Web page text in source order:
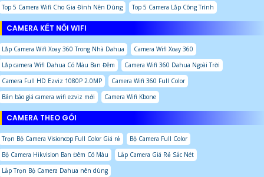
Top 5 Camera Wifi Cho Gia Đình Nên Dùng
Top 5 Camera Lắp Công Trình
CAMERA KẾT NỐI WIFI
Lắp Camera Wifi Xoay 360 Trong Nhà Dahua
Camera Wifi Xoay 360
Lắp camera Wifi Dahua Có Màu Ban Đêm
Camera Wifi 360 Dahua Ngoài Trời
Camera Full HD Ezviz 1080P 2.0MP
Camera Wifi 360 Full Color
Bản báo giá camera wifi ezviz mới
Camera Wifi Kbone
CAMERA THEO GÓI
Trọn Bộ Camera Visioncop Full Color Giá rẻ
Bộ Camera Full Color
Bộ Camera Hikvision Ban Đêm Có Màu
Lắp Camera Giá Rẻ Sắc Nét
Lắp Trọn Bộ Camera Dahua nên dùng